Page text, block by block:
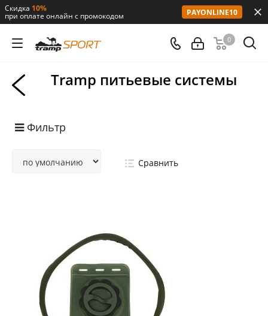
Скидка 10%
при оплате онлайн с промокодом PAYONLINE10
0
Tramp питьевые системы
Фильтр
Сравнить